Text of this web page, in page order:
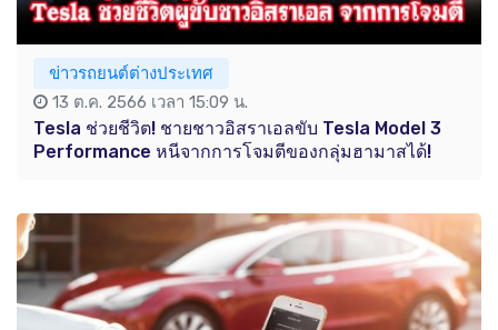
ข่าวรถยนต์ต่างประเทศ
13 ต.ค. 2566 เวลา 15:09 น.
Tesla ช่วยชีวิต! ชายชาวอิสราเอลขับ Tesla Model 3
Performance หนีจากการโจมตีของกลุ่มฮามาสได้!